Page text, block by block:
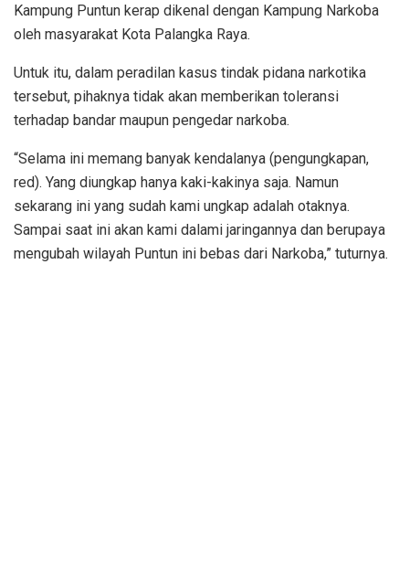
Kampung Puntun kerap dikenal dengan Kampung Narkoba
oleh masyarakat Kota Palangka Raya.
Untuk itu, dalam peradilan kasus tindak pidana narkotika
tersebut, pihaknya tidak akan memberikan toleransi
terhadap bandar maupun pengedar narkoba.
“Selama ini memang banyak kendalanya (pengungkapan,
red). Yang diungkap hanya kaki-kakinya saja. Namun
sekarang ini yang sudah kami ungkap adalah otaknya.
Sampai saat ini akan kami dalami jaringannya dan berupaya
mengubah wilayah Puntun ini bebas dari Narkoba,” tuturnya.